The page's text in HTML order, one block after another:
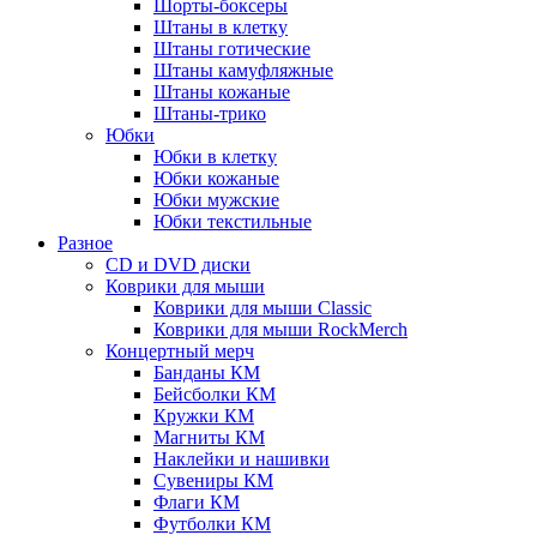
Шорты-боксеры
Штаны в клетку
Штаны готические
Штаны камуфляжные
Штаны кожаные
Штаны-трико
Юбки
Юбки в клетку
Юбки кожаные
Юбки мужские
Юбки текстильные
Разное
CD и DVD диски
Коврики для мыши
Коврики для мыши Classic
Коврики для мыши RockMerch
Концертный мерч
Банданы КМ
Бейсболки КМ
Кружки КМ
Магниты КМ
Наклейки и нашивки
Сувениры КМ
Флаги КМ
Футболки КМ